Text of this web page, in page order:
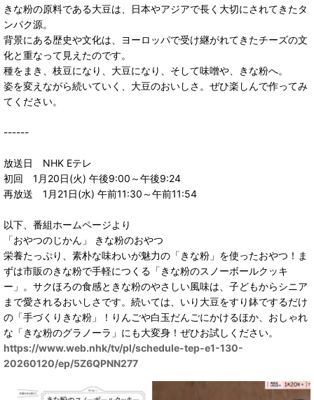
きな粉の原料である大豆は、日本やアジアで長く大切にされてきたタ
ンパク源。
背景にある歴史や文化は、ヨーロッパで受け継がれてきたチーズの文
化と重なって見えたのです。
種をまき、枝豆になり、大豆になり、そして味噌や、きな粉へ。
姿を変えながら続いていく、大豆のおいしさ。ぜひ楽しんで作ってみ
てください。
------
放送日 NHK Eテレ
初回 1月20日(火) 午後9:00～午後9:24
再放送 1月21日(水) 午前11:30～午前11:54
以下、番組ホームページより
「おやつのじかん」 きな粉のおやつ
栄養たっぷり、素朴な味わいが魅力の「きな粉」を使ったおやつ！ま
ずは市販のきな粉で手軽につくる「きな粉のスノーボールクッキ
ー」。サクほろの食感ときな粉のやさしい風味は、子どもからシニア
まで愛されるおいしさです。続いては、いり大豆をすり鉢でするだけ
の「手づくりきな粉」！りんごや白玉だんごにかけるほか、おしゃれ
な「きな粉のグラノーラ」にも大変身！ぜひお試しください。
https://www.web.nhk/tv/pl/schedule-tep-e1-130-
20260120/ep/5Z6QPNN277